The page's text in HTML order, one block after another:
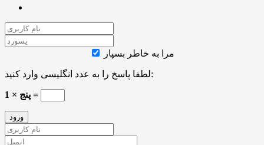
مرا به خاطر بسپار
لطفا پاسخ را به عدد انگلیسی وارد کنید:
1 × پنج =